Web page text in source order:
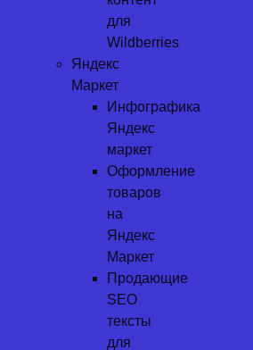
для
Wildberries
Яндекс
Маркет
Инфографика
Яндекс
маркет
Оформление
товаров
на
Яндекс
Маркет
Продающие
SEO
тексты
для